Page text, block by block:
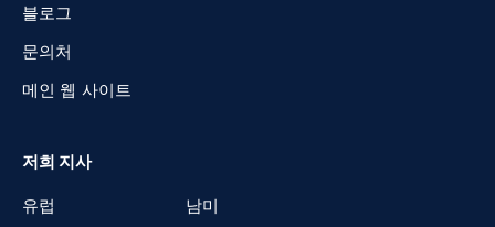
블로그
문의처
메인 웹 사이트
저희 지사
유럽
남미